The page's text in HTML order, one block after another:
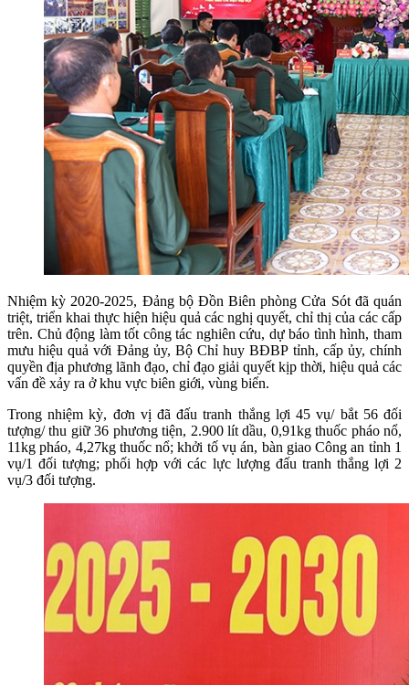
Nhiệm kỳ 2020-2025, Đảng bộ Đồn Biên phòng Cửa Sót đã quán
triệt, triển khai thực hiện hiệu quả các nghị quyết, chỉ thị của các cấp
trên. Chủ động làm tốt công tác nghiên cứu, dự báo tình hình, tham
mưu hiệu quả với Đảng ủy, Bộ Chỉ huy BĐBP tỉnh, cấp ủy, chính
quyền địa phương lãnh đạo, chỉ đạo giải quyết kịp thời, hiệu quả các
vấn đề xảy ra ở khu vực biên giới, vùng biển.
Trong nhiệm kỳ, đơn vị đã đấu tranh thắng lợi 45 vụ/ bắt 56 đối
tượng/ thu giữ 36 phương tiện, 2.900 lít dầu, 0,91kg thuốc pháo nổ,
11kg pháo, 4,27kg thuốc nổ; khởi tố vụ án, bàn giao Công an tỉnh 1
vụ/1 đối tượng; phối hợp với các lực lượng đấu tranh thắng lợi 2
vụ/3 đối tượng.